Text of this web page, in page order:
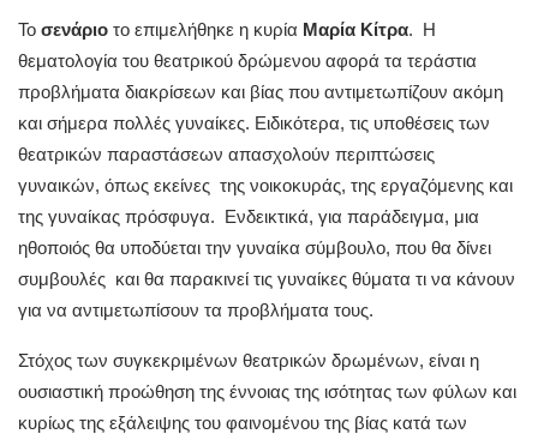
Το σενάριο το επιμελήθηκε η κυρία Μαρία Κίτρα. Η
θεματολογία του θεατρικού δρώμενου αφορά τα τεράστια
προβλήματα διακρίσεων και βίας που αντιμετωπίζουν ακόμη
και σήμερα πολλές γυναίκες. Ειδικότερα, τις υποθέσεις των
θεατρικών παραστάσεων απασχολούν περιπτώσεις
γυναικών, όπως εκείνες της νοικοκυράς, της εργαζόμενης και
της γυναίκας πρόσφυγα. Ενδεικτικά, για παράδειγμα, μια
ηθοποιός θα υποδύεται την γυναίκα σύμβουλο, που θα δίνει
συμβουλές και θα παρακινεί τις γυναίκες θύματα τι να κάνουν
για να αντιμετωπίσουν τα προβλήματα τους.
Στόχος των συγκεκριμένων θεατρικών δρωμένων, είναι η
ουσιαστική προώθηση της έννοιας της ισότητας των φύλων και
κυρίως της εξάλειψης του φαινομένου της βίας κατά των